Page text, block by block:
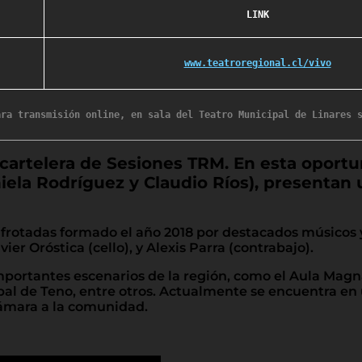
LINK
www.teatroregional.cl/vivo
de Sesiones TRM. En esta
Rodríguez y Claudio Ríos),
formado el año 2018 por destacados
Oróstica (cello), y Alexis Parra (contrabajo).
escenarios de la región, como el Aula
de Teno, entre otros. Actualmente se encuentra
a la comunidad.